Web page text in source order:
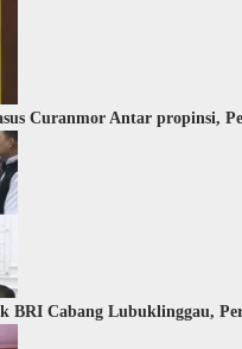
Curanmor Antar propinsi,
BRI Cabang Lubuklinggau,